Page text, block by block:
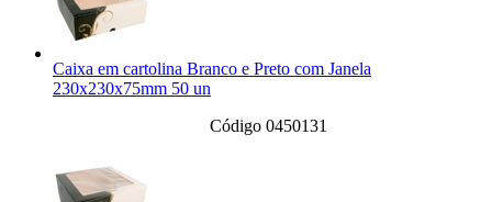
Caixa em cartolina Branco e Preto com Janela
230x230x75mm 50 un
Código 0450131